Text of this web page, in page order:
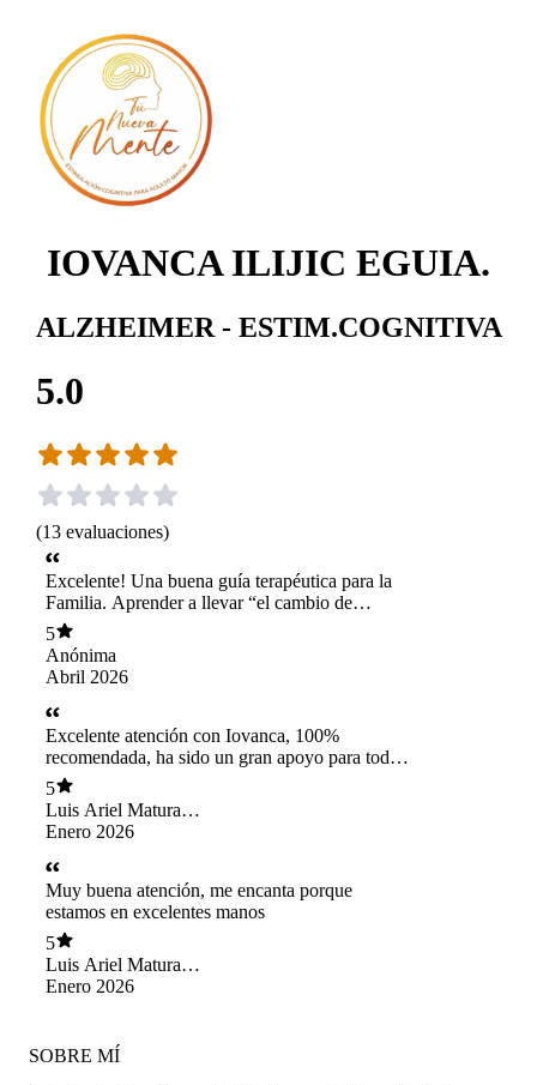
IOVANCA ILIJIC EGUIA.
ALZHEIMER - ESTIM.COGNITIVA
5.0
(13 evaluaciones)
Excelente! Una buena guía terapéutica para la
Familia. Aprender a llevar “el cambio de
comportamiento de mi mamá”.. eso nos ayuda a
disfrutar un poco más los días juntos. Me gusta
que se hace un trabajo con la persona y la
familia . Gracias
5
Anónima
Abril 2026
Excelente atención con Iovanca, 100%
recomendada, ha sido un gran apoyo para toda
la familia.
5
Luis Ariel Maturana
Maturana
Enero 2026
Muy buena atención, me encanta porque
estamos en excelentes manos
5
Luis Ariel Maturana
Maturana
Enero 2026
SOBRE MÍ